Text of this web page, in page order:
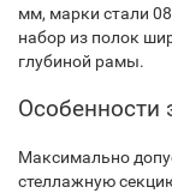
мм, марки стали
набор из полок
глубиной рамы.
Особенности
Максимально
стеллажную